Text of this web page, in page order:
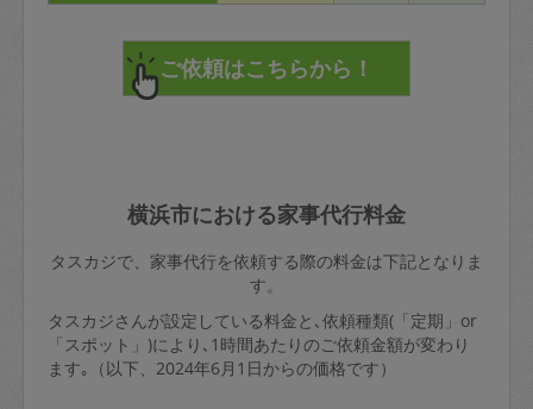
横浜市における家事代行料金
タスカジで、家事代行を依頼する際の料金は下記となりま
す。
タスカジさんが設定している料金と､依頼種類(「定期」or
「スポット」)により､1時間あたりのご依頼金額が変わり
ます｡（以下、2024年6月1日からの価格です）